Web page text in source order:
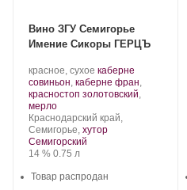
Вино ЗГУ Семигорье
Имение Сикоры ГЕРЦЪ
Производитель:
Имение
Сикоры.
красное, сухое .
Сорт
винограда:
каберне
совиньон, каберне фран,
красностоп золотовский,
мерло.
Регион:
Краснодарский край,
Семигорье, хутор
Семигорский
Крепость
14 %. Объем
0.75 л
Товар распродан